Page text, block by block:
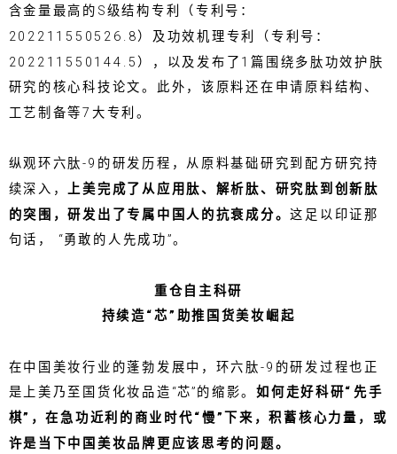
含金量最高的S级结构专利（专利号：
202211550526.8）及功效机理专利（专利号：
202211550144.5），以及发布了1篇围绕多肽功效护肤
研究的核心科技论文。此外，该原料还在申请原料结构、
工艺制备等7大专利。
纵观环六肽-9的研发历程，从原料基础研究到配方研究持
续深入，上美完成了从应用肽、解析肽、研究肽到创新肽
的突围，研发出了专属中国人的抗衰成分。这足以印证那
句话， “勇敢的人先成功”。
重仓自主科研
持续造“芯”助推国货美妆崛起
在中国美妆行业的蓬勃发展中，环六肽-9的研发过程也正
是上美乃至国货化妆品造“芯”的缩影。如何走好科研“先手
棋”，在急功近利的商业时代“慢”下来，积蓄核心力量，或
许是当下中国美妆品牌更应该思考的问题。